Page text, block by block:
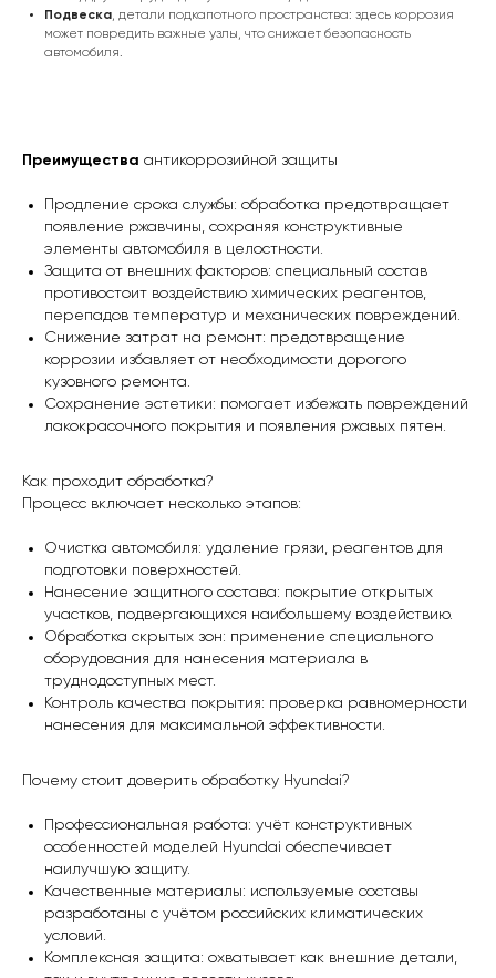
Подвеска, детали подкапотного пространства: здесь коррозия
может повредить важные узлы, что снижает безопасность
автомобиля.
Преимущества антикоррозийной защиты
Продление срока службы: обработка предотвращает
появление ржавчины, сохраняя конструктивные
элементы автомобиля в целостности.
Защита от внешних факторов: специальный состав
противостоит воздействию химических реагентов,
перепадов температур и механических повреждений.
Снижение затрат на ремонт: предотвращение
коррозии избавляет от необходимости дорогого
кузовного ремонта.
Сохранение эстетики: помогает избежать повреждений
лакокрасочного покрытия и появления ржавых пятен.
Как проходит обработка?
Процесс включает несколько этапов:
Очистка автомобиля: удаление грязи, реагентов для
подготовки поверхностей.
Нанесение защитного состава: покрытие открытых
участков, подвергающихся наибольшему воздействию.
Обработка скрытых зон: применение специального
оборудования для нанесения материала в
труднодоступных мест.
Контроль качества покрытия: проверка равномерности
нанесения для максимальной эффективности.
Почему стоит доверить обработку Hyundai?
Профессиональная работа: учёт конструктивных
особенностей моделей Hyundai обеспечивает
наилучшую защиту.
Качественные материалы: используемые составы
разработаны с учётом российских климатических
условий.
Комплексная защита: охватывает как внешние детали,